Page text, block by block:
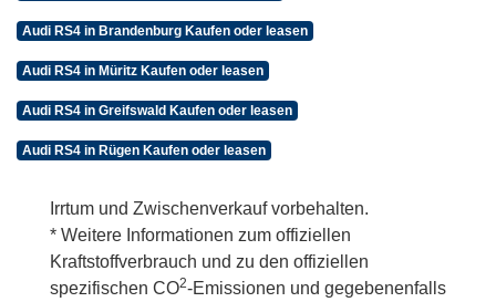
Audi RS4 in Brandenburg Kaufen oder leasen
Audi RS4 in Müritz Kaufen oder leasen
Audi RS4 in Greifswald Kaufen oder leasen
Audi RS4 in Rügen Kaufen oder leasen
Irrtum und Zwischenverkauf vorbehalten.
* Weitere Informationen zum offiziellen
Kraftstoffverbrauch und zu den offiziellen
spezifischen CO2-Emissionen und gegebenenfalls